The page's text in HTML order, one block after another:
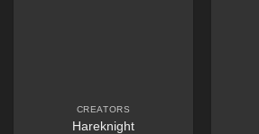
CREATORS
Hareknight